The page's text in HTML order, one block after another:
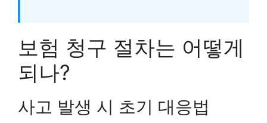
보험 청구 절차는 어떻게
되나?
사고 발생 시 초기 대응법